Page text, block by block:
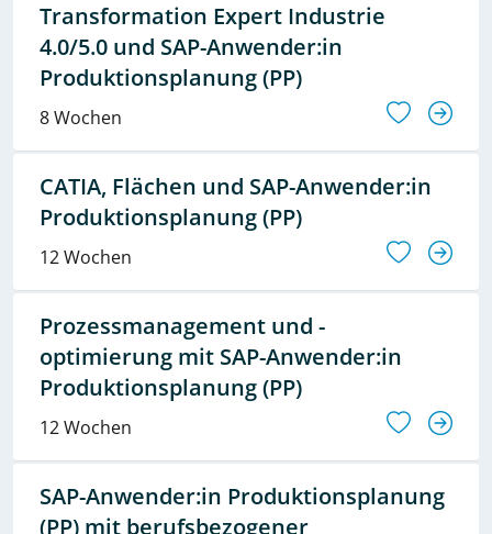
Transformation Expert Industrie
4.0/5.0 und SAP-Anwender:in
Produktionsplanung (PP)
8 Wochen
CATIA, Flächen und SAP-Anwender:in
Produktionsplanung (PP)
12 Wochen
Prozessmanagement und -
optimierung mit SAP-Anwender:in
Produktionsplanung (PP)
12 Wochen
SAP-Anwender:in Produktionsplanung
(PP) mit berufsbezogener